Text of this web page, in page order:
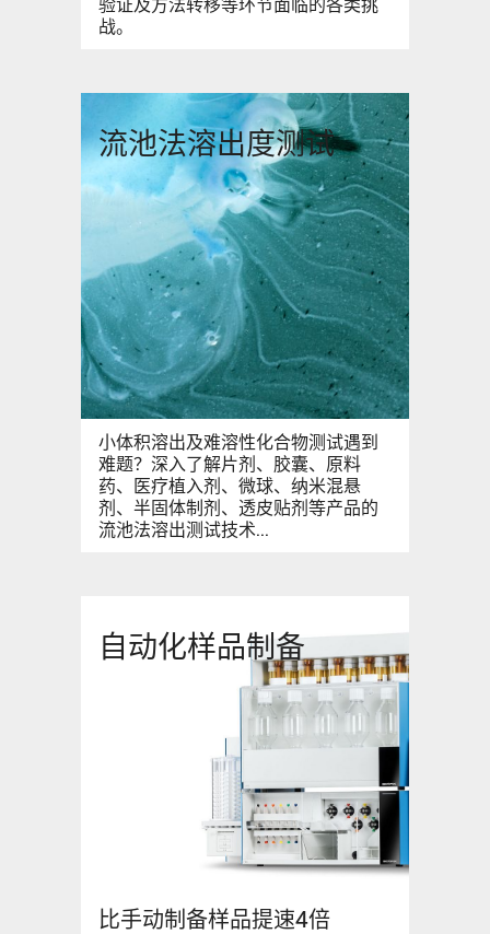
战。
流池法溶出度测试
小体积溶出及难溶性化合物测试遇到
难题？深入了解片剂、胶囊、原料
药、医疗植入剂、微球、纳米混悬
剂、半固体制剂、透皮贴剂等产品的
流池法溶出测试技术...
自动化样品制备
比手动制备样品提速4倍